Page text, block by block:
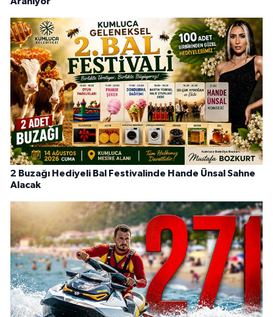
2 Buzağı Hediyeli Bal Festivalinde Hande Ünsal Sahne
Alacak